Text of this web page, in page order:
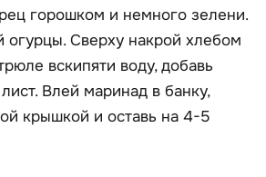
горошком и немного зелени.
огурцы. Сверху накрой хлебом
вскипяти воду, добавь
Влей маринад в банку,
крышкой и оставь на 4-5